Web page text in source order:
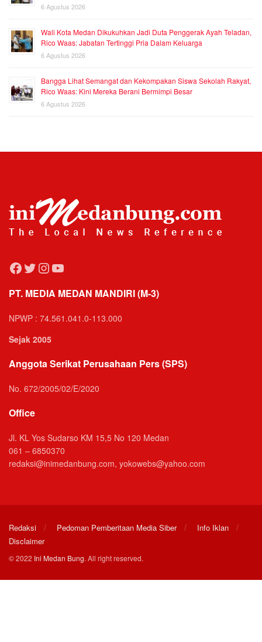
6 Agustus 2026
Wali Kota Medan Dikukuhkan Jadi Duta Penggerak Ayah Teladan,
Rico Waas: Jabatan Tertinggi Pria Dalam Keluarga
6 Agustus 2026
Bangga Lihat Semangat dan Kekompakan Siswa Sekolah Rakyat,
Rico Waas: Kini Mereka Berani Bermimpi Besar
6 Agustus 2026
Facebook
Twitter
Instagram
YouTube
PT. MEDIA MEDAN MANDIRI (M-3)
NPWP : 74.561.041.0-113.000
Sejak 2005
Anggota Serikat Perusahaan Pers (SPS)
No. 672/2005/02/E/2020
Office
Jl. KL Yos Sudarso KM 15,5 No 120 Medan
061 – 6850370
redaksi@inimedanbung.com, yokowebs@yahoo.com
Redaksi Pedoman Pemberitaan Media Siber
Info Iklan
Disclaimer
© 2022 Ini Medan Bung. All right reserved.